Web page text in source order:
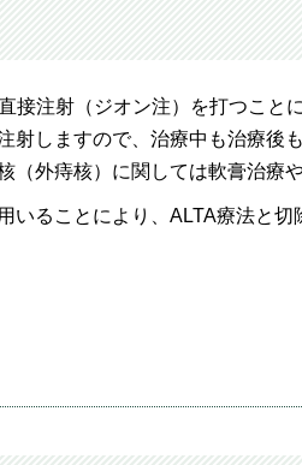
接注射（ジオン注）を打つこと
射しますので、治療中も治療後
（外痔核）に関しては軟膏治療
いることにより、ALTA療法と